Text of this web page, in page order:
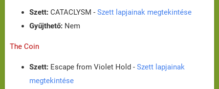
Szett: CATACLYSM - Szett lapjainak megtekintése
Gyűjthető: Nem
The Coin
Szett: Escape from Violet Hold - Szett lapjainak
megtekintése